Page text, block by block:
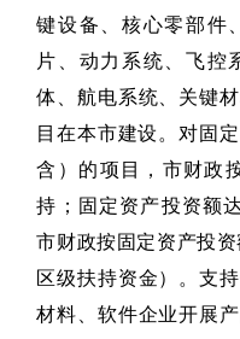
键设备、核心零部件
片、动力系统、飞控
体、航电系统、关键
目在本市建设。对固
含）的项目，市财政
持；固定资产投资额
市财政按固定资产投资
区级扶持资金）。支
材料、软件企业开展